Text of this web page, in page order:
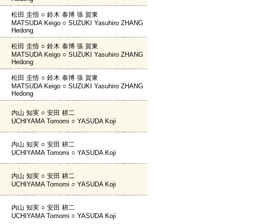
松田 圭悟 ○ 鈴木 泰博 張 賀東
MATSUDA Keigo ○ SUZUKI Yasuhiro ZHANG
Hedong
松田 圭悟 ○ 鈴木 泰博 張 賀東
MATSUDA Keigo ○ SUZUKI Yasuhiro ZHANG
Hedong
松田 圭悟 ○ 鈴木 泰博 張 賀東
MATSUDA Keigo ○ SUZUKI Yasuhiro ZHANG
Hedong
内山 知実 ○ 安田 耕二
UCHIYAMA Tomomi ○ YASUDA Koji
内山 知実 ○ 安田 耕二
UCHIYAMA Tomomi ○ YASUDA Koji
内山 知実 ○ 安田 耕二
UCHIYAMA Tomomi ○ YASUDA Koji
内山 知実 ○ 安田 耕二
UCHIYAMA Tomomi ○ YASUDA Koji